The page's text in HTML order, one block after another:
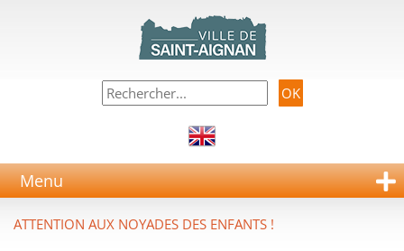
Menu
ATTENTION AUX NOYADES DES ENFANTS !